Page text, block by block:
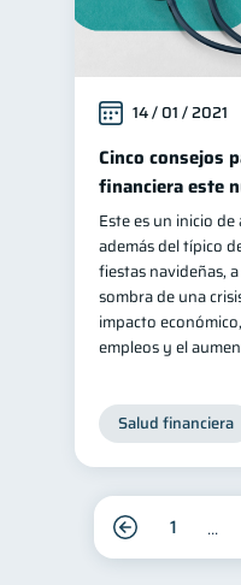
14 / 01 / 2021
Cinco consejos
financiera este
Este es un inicio
además del típico
fiestas navideñas,
sombra de una
impacto
empleos y el
Salud financiera
1